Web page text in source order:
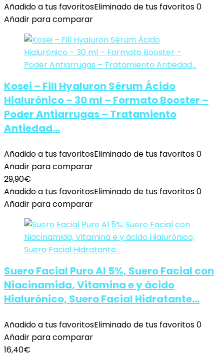
Añadido a tus favoritosEliminado de tus favoritos0
Añadir para comparar
Kosei – Fill Hyaluron Sérum Ácido
Hialurónico – 30 ml – Formato Booster –
Poder Antiarrugas – Tratamiento
Antiedad…
Añadido a tus favoritosEliminado de tus favoritos0
Añadir para comparar
29,90€
Añadido a tus favoritosEliminado de tus favoritos0
Añadir para comparar
Suero Facial Puro Al 5%, Suero Facial con
Niacinamida, Vitamina e y ácido
Hialurónico, Suero Facial Hidratante…
Añadido a tus favoritosEliminado de tus favoritos0
Añadir para comparar
16,40€